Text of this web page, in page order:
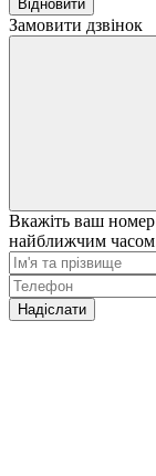
Відновити
Замовити дзвінок
Вкажіть ваш
найближчим
Надіслати